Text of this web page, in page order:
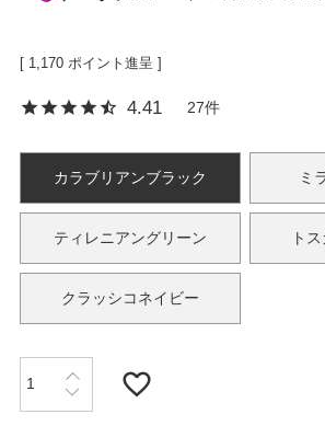
ンキング
ピックス
ルマガ登録・解除
[ 1,170 ポイント進呈 ]
4.41 27
カラブリアンブラック ミ
ティレニアングリーン ト
クラッシコネイビー